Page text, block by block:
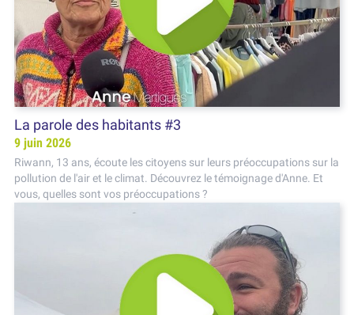
La parole des habitants #3
9 juin 2026
Riwann, 13 ans, écoute les citoyens sur leurs préoccupations sur la
pollution de l'air et le climat. Découvrez le témoignage d'Anne. Et
vous, quelles sont vos préoccupations ?